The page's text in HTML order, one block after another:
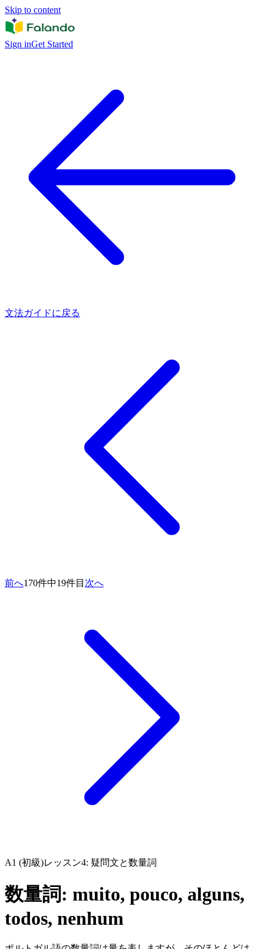
Skip to content
Sign inGet Started
文法ガイドに戻る
前へ170件中19件目 次へ
A1 (初級)レッスン4: 疑問文と数量詞
数量詞: muito, pouco, alguns,
todos, nenhum